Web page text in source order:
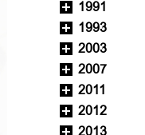
1991
1993
2003
2007
2011
2012